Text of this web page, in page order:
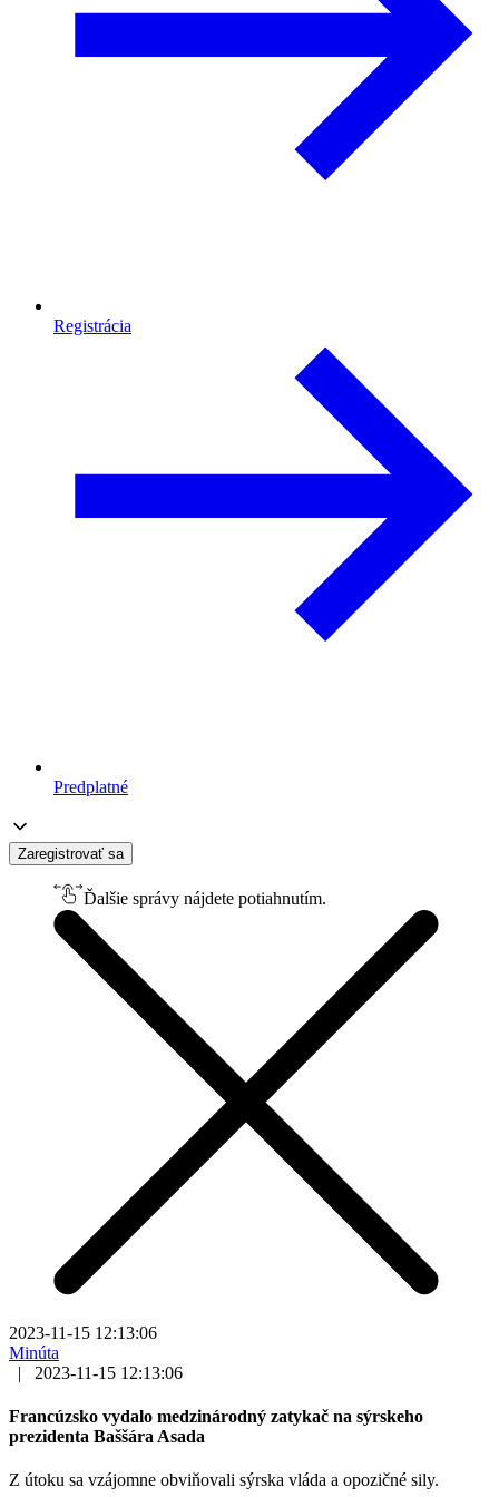
Registrácia
Predplatné
Zaregistrovať sa
Ďalšie správy nájdete potiahnutím.
2023-11-15 12:13:06
Minúta
|
2023-11-15 12:13:06
Francúzsko vydalo medzinárodný zatykač na sýrskeho
prezidenta Baššára Asada
Z útoku sa vzájomne obviňovali sýrska vláda a opozičné sily.